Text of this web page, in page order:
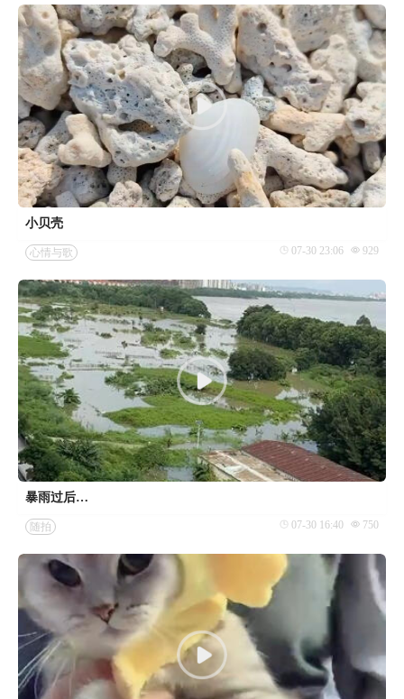
小贝壳
心情与歌 07-30 23:06 929
暴雨过后…
随拍 07-30 16:40 750